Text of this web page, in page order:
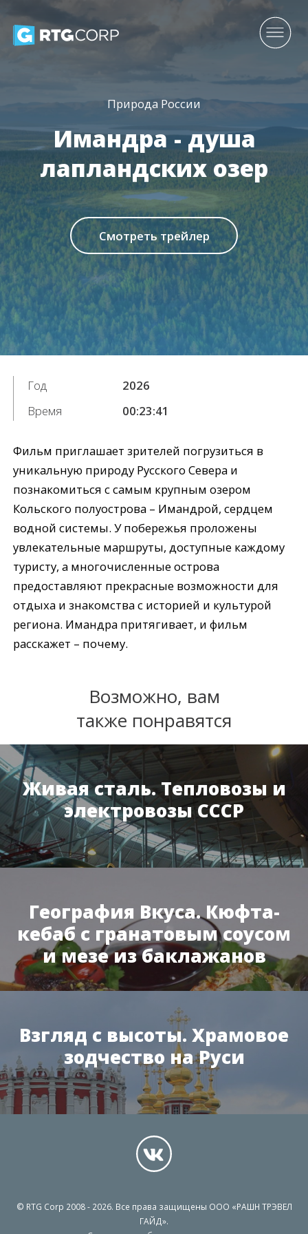
Природа России
Имандра - душа
лапландских озер
Смотреть трейлер
Год
2026
Время
00:23:41
Фильм приглашает зрителей погрузиться в
уникальную природу Русского Севера и
познакомиться с самым крупным озером
Кольского полуострова – Имандрой, сердцем
водной системы. У побережья проложены
увлекательные маршруты, доступные каждому
туристу, а многочисленные острова
предоставляют прекрасные возможности для
отдыха и знакомства с историей и культурой
региона. Имандра притягивает, и фильм
расскажет – почему.
Возможно, вам
также понравятся
Живая сталь. Тепловозы и
электровозы СССР
География Вкуса. Кюфта-
кебаб с гранатовым соусом
и мезе из баклажанов
Взгляд с высоты. Храмовое
зодчество на Руси
© RTG Corp 2008 - 2026. Все права защищены ООО «РАШН ТРЭВЕЛ
ГАЙД».